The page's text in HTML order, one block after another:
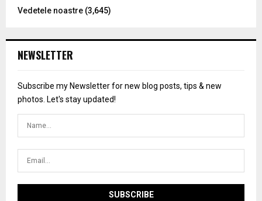
Vedetele noastre (3,645)
NEWSLETTER
Subscribe my Newsletter for new blog posts, tips & new
photos. Let's stay updated!